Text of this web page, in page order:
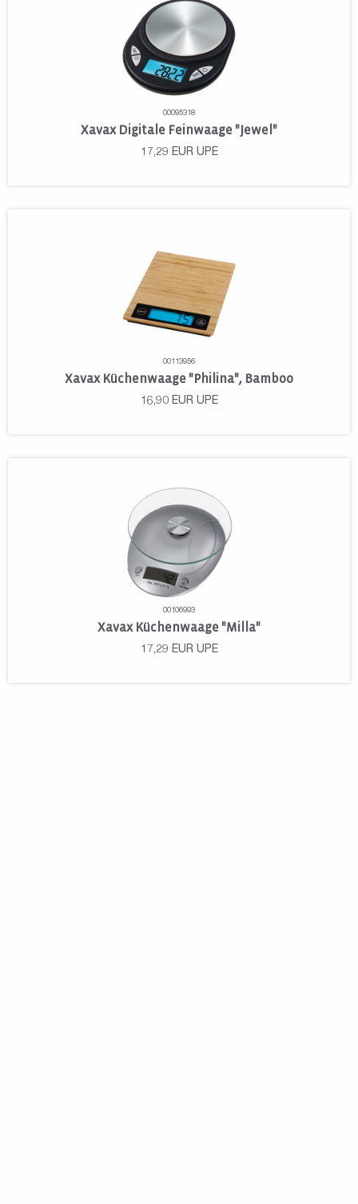
00095318
Xavax Digitale Feinwaage "Jewel"
17,29 EUR UPE
00113956
Xavax Küchenwaage "Philina", Bamboo
16,90 EUR UPE
00106993
Xavax Küchenwaage "Milla"
17,29 EUR UPE